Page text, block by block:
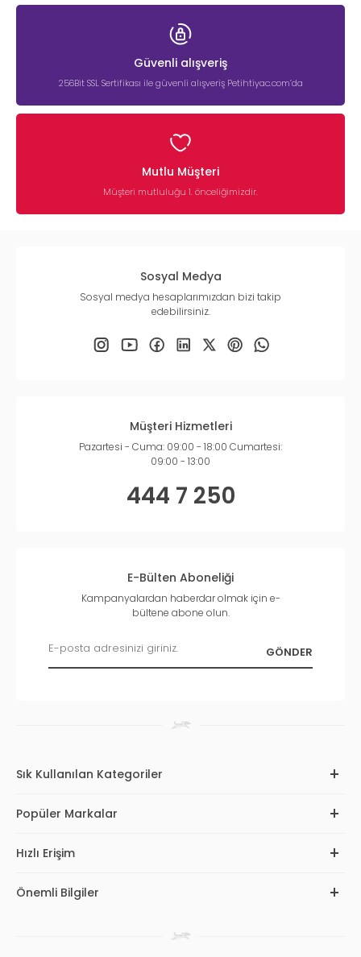
Güvenli alışveriş
256Bit SSL Sertifikası ile güvenli alışveriş Petihtiyac.com’da
Mutlu Müşteri
Müşteri mutluluğu 1. önceliğimizdir.
Sosyal Medya
Sosyal medya hesaplarımızdan bizi takip
edebilirsiniz.
Müşteri Hizmetleri
Pazartesi - Cuma: 09:00 - 18:00 Cumartesi:
09:00 - 13:00
444 7 250
E-Bülten Aboneliği
Kampanyalardan haberdar olmak için e-
bültene abone olun.
Sık Kullanılan Kategoriler
Popüler Markalar
Hızlı Erişim
Önemli Bilgiler